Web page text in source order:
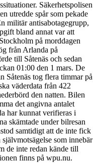
Säkerhetspolisen
utredde spår som pekade
militär antisabotagegrupp,
bland annat var att
på morddagen
från Arlanda på
till Såtenäs och sedan
01:00 den 1 mars. De
Såtenäs tog flera timmar på
väderdata från 422
den natten. Bilen
det angivna antalet
har kunnat verifieras i
skämtade under bilresan
samtidigt att de inte fick
som innebär
de inte redan kände till
finns på wpu.nu.